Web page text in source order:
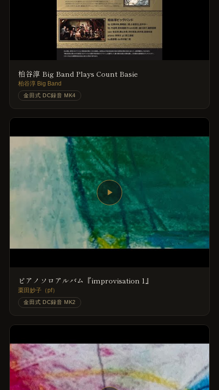
柏谷淳 Big Band Plays Count Basie
柏谷淳 Big Band
金田式 DC録音 MK4
▶
ピアノソロアルバム『improvisation 1』
栗田妙子（pf）
金田式 DC録音 MK2